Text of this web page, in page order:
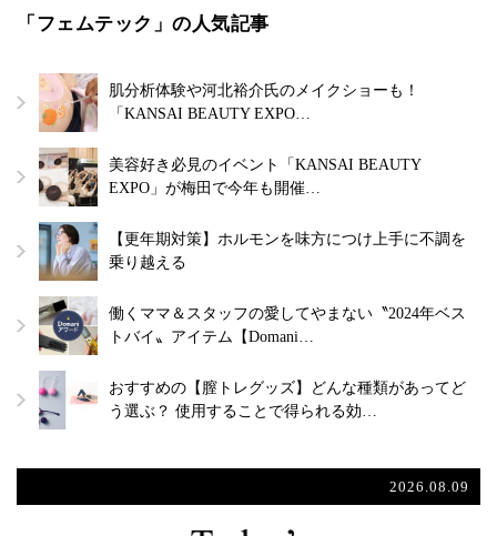
「フェムテック」の人気記事
肌分析体験や河北裕介氏のメイクショーも！
「KANSAI BEAUTY EXPO…
美容好き必見のイベント「KANSAI BEAUTY
EXPO」が梅田で今年も開催…
【更年期対策】ホルモンを味方につけ上手に不調を
乗り越える
働くママ＆スタッフの愛してやまない〝2024年ベス
トバイ〟アイテム【Domani…
おすすめの【膣トレグッズ】どんな種類があってど
う選ぶ？ 使用することで得られる効…
2026.08.09